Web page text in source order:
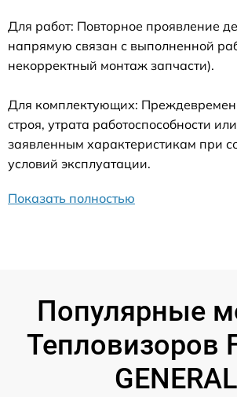
Для работ: Повторное проявление
напрямую связан с выполненной
некорректный монтаж запчасти).
Для комплектующих:
строя, утрата работоспособности
заявленным характеристикам при
условий эксплуатации.
Показать полностью
Популярные
Тепловизоров
GENERAL